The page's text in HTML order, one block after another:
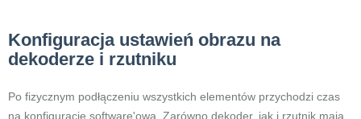
Konfiguracja ustawień obrazu na
dekoderze i rzutniku
Po fizycznym podłączeniu wszystkich elementów przychodzi czas
na konfigurację software'ową. Zarówno dekoder, jak i rzutnik mają